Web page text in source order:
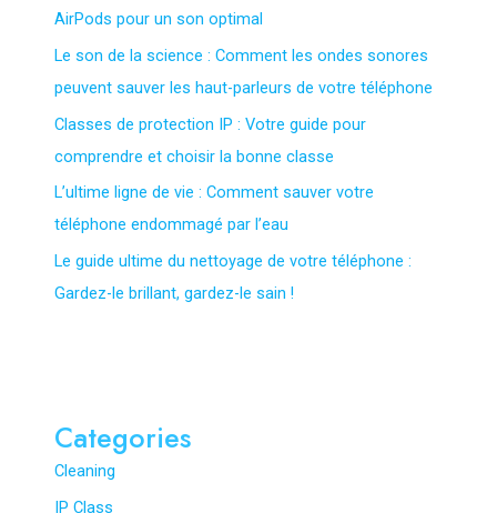
AirPods pour un son optimal
Le son de la science : Comment les ondes sonores
peuvent sauver les haut-parleurs de votre téléphone
Classes de protection IP : Votre guide pour
comprendre et choisir la bonne classe
L’ultime ligne de vie : Comment sauver votre
téléphone endommagé par l’eau
Le guide ultime du nettoyage de votre téléphone :
Gardez-le brillant, gardez-le sain !
Categories
Cleaning
IP Class